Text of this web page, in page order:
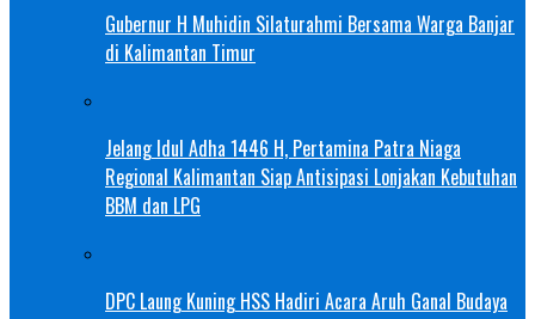
Gubernur H Muhidin Silaturahmi Bersama Warga Banjar
di Kalimantan Timur
Jelang Idul Adha 1446 H, Pertamina Patra Niaga
Regional Kalimantan Siap Antisipasi Lonjakan Kebutuhan
BBM dan LPG
DPC Laung Kuning HSS Hadiri Acara Aruh Ganal Budaya